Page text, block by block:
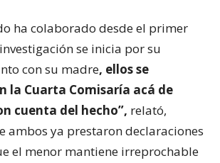
ha colaborado desde el primer
se inicia por su
con su madre, ellos se
la Cuarta Comisaría acá de
cuenta del hecho”, relató,
ambos ya prestaron declaraciones
el menor mantiene irreprochable